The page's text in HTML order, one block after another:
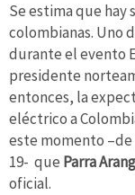
Se estima que hay
colombianas. Uno
durante el evento
presidente
entonces, la
eléctrico a
este momento –de
19- que Parra
oficial.